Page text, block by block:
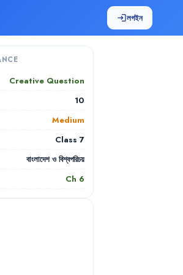
loginলগইন
Creative Question
10
Medium
Class 7
বাংলাদেশ ও বিশ্বপরিচয়
Ch 6